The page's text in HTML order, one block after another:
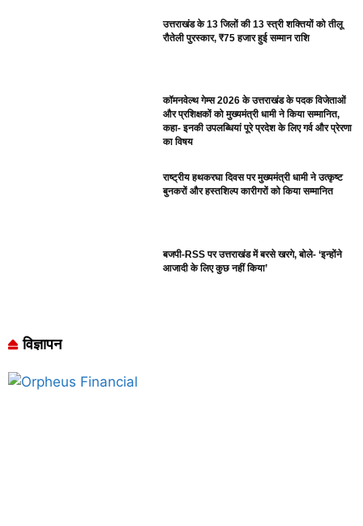
उत्तराखंड के 13 जिलों की 13 स्त्री शक्तियों को तीलू
रौतेली पुरस्कार, ₹75 हजार हुई सम्मान राशि
कॉमनवेल्थ गेम्स 2026 के उत्तराखंड के पदक विजेताओं
और प्रशिक्षकों को मुख्यमंत्री धामी ने किया सम्मानित,
कहा- इनकी उपलब्धियां पूरे प्रदेश के लिए गर्व और प्रेरणा
का विषय
राष्ट्रीय हथकरघा दिवस पर मुख्यमंत्री धामी ने उत्कृष्ट
बुनकरों और हस्तशिल्प कारीगरों को किया सम्मानित
बजपी-RSS पर उत्तराखंड में बरसे खरगे, बोले- ‘इन्होंने
आजादी के लिए कुछ नहीं किया’
विज्ञापन